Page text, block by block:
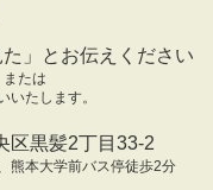
」とお伝えください
たは
いたします。
黒髪2丁目33-2
熊本大学前バス停徒歩2分